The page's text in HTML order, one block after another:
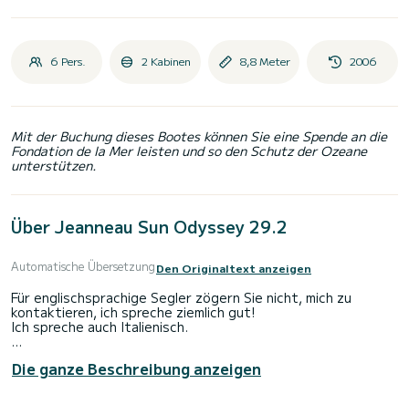
6 Pers. 2 Kabinen 8,8 Meter 2006
Mit der Buchung dieses Bootes können Sie eine Spende an die
Fondation de la Mer leisten und so den Schutz der Ozeane
unterstützen.
Über Jeanneau Sun Odyssey 29.2
Automatische ÜbersetzungDen Originaltext anzeigen
Für englischsprachige Segler zögern Sie nicht, mich zu
kontaktieren, ich spreche ziemlich gut!
Ich spreche auch Italienisch.
DETAILLIERTE SEGEL-CV AUF DER WEBSITE AUSFÜLLEN.
6 PERSONEN AN BORD ERLAUBT.
Die ganze Beschreibung anzeigen